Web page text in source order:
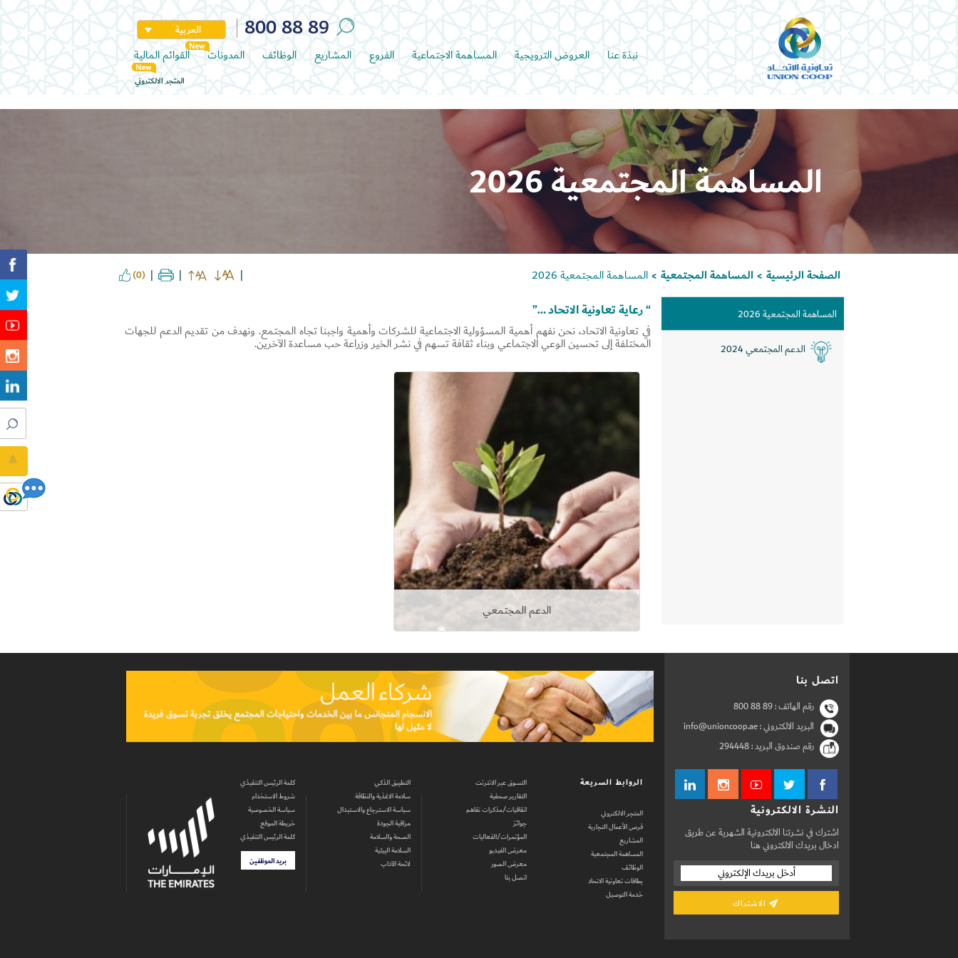
800 88 89 العربية
نبذة عنا العروض الترويجية المساهمة الاجتماعية الفروع المشاريع الوظائف المدونات القوائم المالية
المتجر الالكتروني
المساهمة المجتمعية 2026
الصفحة الرئيسية > المساهمة المجتمعية > المساهمة المجتمعية 2026 (0)
“ رعاية تعاونية الاتحاد …”
في تعاونية الاتحاد، نحن نفهم أهمية المسؤولية الاجتماعية للشركات وأهمية واجبنا تجاه المجتمع. ونهدف من تقديم الدعم للجهات
المختلفة إلى تحسين الوعي الاجتماعي وبناء ثقافة تسهم في نشر الخير وزراعة حب مساعدة الآخرين.
الدعم المجتمعي
المساهمة المجتمعية 2026
الدعم المجتمعي 2024
اتصل بنا
رقم الهاتف :800 88 89
البريد الالكتروني : info@unioncoop.ae
رقم صندوق البريد :294448
النشرة الالكترونية
اشترك في نشرتنا الالكترونية الشهرية عن طريق
ادخال بريدك الالكتروني هنا
الروابط السريعة
المتجر الالكتروني
فرص الأعمال التجارية
المشاريع
المساهمة المجتمعية
الوظائف
بطاقات تعاونية الاتحاد
خدمة التوصيل
التسوق عبر الانترنت
التقارير صحفية
اتفاقيات/مذكرات تفاهم
جوائز
المؤتمرات/الفعاليات
معرض الفيديو
معرض الصور
اتصل بنا
التطبيق الذكي
سلامة الاغذية والنظافة
سياسة الاسترجاع والاستبدال
مراقبة الجودة
الصحة والسلامة
السلامة البيئية
لائحة الآداب
كلمة الرئيس التنفيذي
شروط الاستخدام
سياسة الخصوصية
خريطة الموقع
كلمة الرئيس التنفيذي
بريد الموظفين
Set Youtube Channel ID